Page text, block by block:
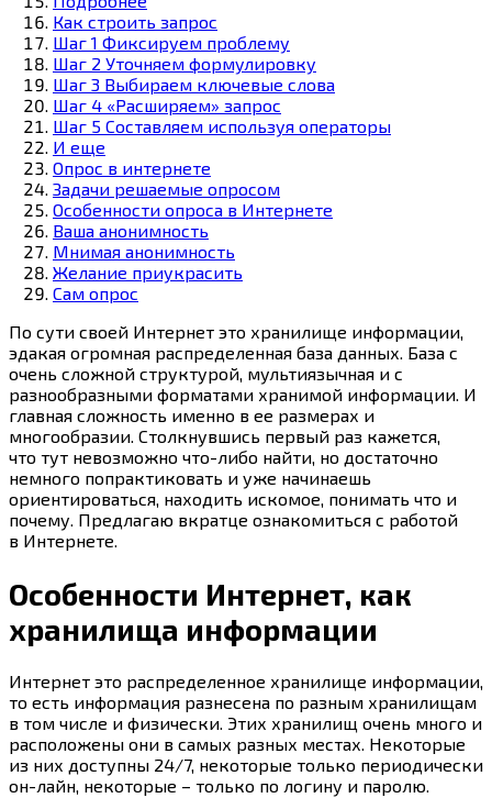
Как строить запрос
Шаг 1 Фиксируем проблему
Шаг 2 Уточняем формулировку
Шаг 3 Выбираем ключевые слова
Шаг 4 «Расширяем» запрос
Шаг 5 Составляем используя операторы
И еще
Опрос в интернете
Задачи решаемые опросом
Особенности опроса в Интернете
Ваша анонимность
Мнимая анонимность
Желание приукрасить
Сам опрос
По сути своей Интернет это хранилище информации,
эдакая огромная распределенная база данных. База с
очень сложной структурой, мультиязычная и с
разнообразными форматами хранимой информации. И
главная сложность именно в ее размерах и
многообразии. Столкнувшись первый раз кажется,
что тут невозможно что-либо найти, но достаточно
немного попрактиковать и уже начинаешь
ориентироваться, находить искомое, понимать что и
почему. Предлагаю вкратце ознакомиться с работой
в Интернете.
Особенности Интернет, как
хранилища информации
Интернет это распределенное хранилище информации,
то есть информация разнесена по разным хранилищам
в том числе и физически. Этих хранилищ очень много и
расположены они в самых разных местах. Некоторые
из них доступны 24/7, некоторые только периодически
он-лайн, некоторые – только по логину и паролю.